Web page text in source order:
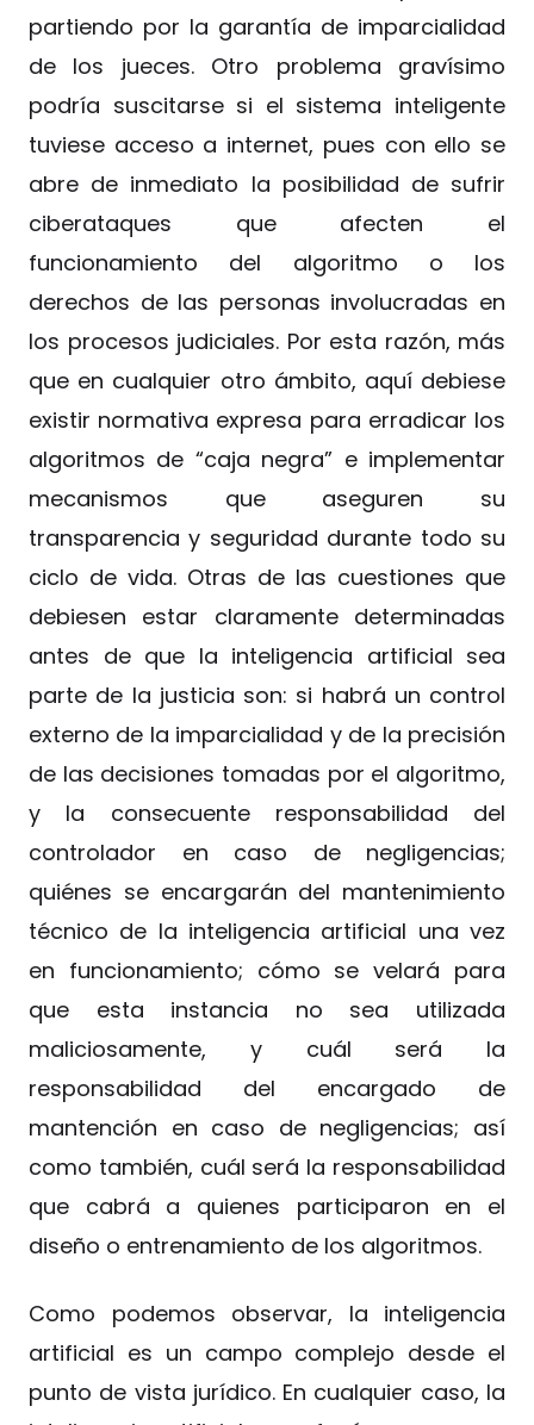
partiendo por la garantía de imparcialidad
de los jueces. Otro problema gravísimo
podría suscitarse si el sistema inteligente
tuviese acceso a internet, pues con ello se
abre de inmediato la posibilidad de sufrir
ciberataques que afecten el
funcionamiento del algoritmo o los
derechos de las personas involucradas en
los procesos judiciales. Por esta razón, más
que en cualquier otro ámbito, aquí debiese
existir normativa expresa para erradicar los
algoritmos de “caja negra” e implementar
mecanismos que aseguren su
transparencia y seguridad durante todo su
ciclo de vida. Otras de las cuestiones que
debiesen estar claramente determinadas
antes de que la inteligencia artificial sea
parte de la justicia son: si habrá un control
externo de la imparcialidad y de la precisión
de las decisiones tomadas por el algoritmo,
y la consecuente responsabilidad del
controlador en caso de negligencias;
quiénes se encargarán del mantenimiento
técnico de la inteligencia artificial una vez
en funcionamiento; cómo se velará para
que esta instancia no sea utilizada
maliciosamente, y cuál será la
responsabilidad del encargado de
mantención en caso de negligencias; así
como también, cuál será la responsabilidad
que cabrá a quienes participaron en el
diseño o entrenamiento de los algoritmos.
Como podemos observar, la inteligencia
artificial es un campo complejo desde el
punto de vista jurídico. En cualquier caso, la